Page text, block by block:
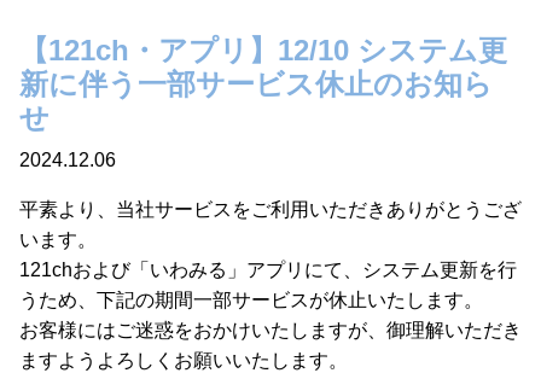
【121ch・アプリ】12/10 システム更
新に伴う一部サービス休止のお知ら
せ
2024.12.06
平素より、当社サービスをご利用いただきありがとうござ
います。
121chおよび「いわみる」アプリにて、システム更新を行
うため、下記の期間一部サービスが休止いたします。
お客様にはご迷惑をおかけいたしますが、御理解いただき
ますようよろしくお願いいたします。